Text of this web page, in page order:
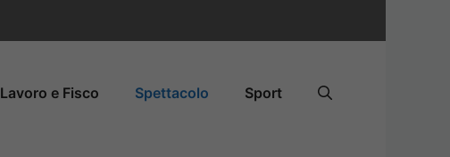
Lavoro e Fisco Spettacolo Sport